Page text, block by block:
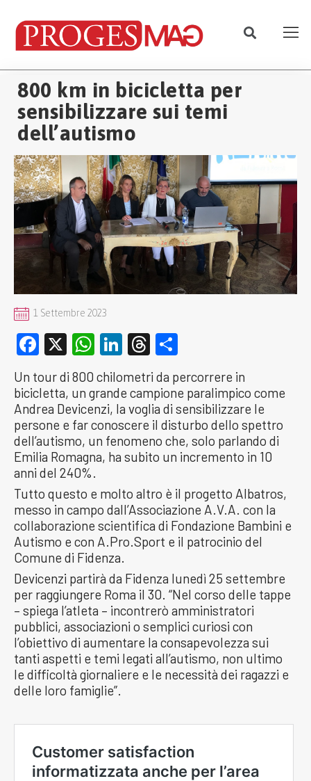
800 km in bicicletta per
sensibilizzare sui temi
dell’autismo
1 Settembre 2023
Facebook
X WhatsApp
LinkedIn
Threads
Un tour di 800 chilometri da percorrere in
bicicletta, un grande campione paralimpico come
Andrea Devicenzi, la voglia di sensibilizzare le
persone e far conoscere il disturbo dello spettro
dell’autismo, un fenomeno che, solo parlando di
Emilia Romagna, ha subito un incremento in 10
anni del 240%.
Tutto questo e molto altro è il progetto Albatros,
messo in campo dall’Associazione A.V.A. con la
collaborazione scientifica di Fondazione Bambini e
Autismo e con A.Pro.Sport e il patrocinio del
Comune di Fidenza.
Devicenzi partirà da Fidenza lunedì 25 settembre
per raggiungere Roma il 30. “Nel corso delle tappe
– spiega l’atleta – incontrerò amministratori
pubblici, associazioni o semplici curiosi con
l’obiettivo di aumentare la consapevolezza sui
tanti aspetti e temi legati all’autismo, non ultimo
le difficoltà giornaliere e le necessità dei ragazzi e
delle loro famiglie”.